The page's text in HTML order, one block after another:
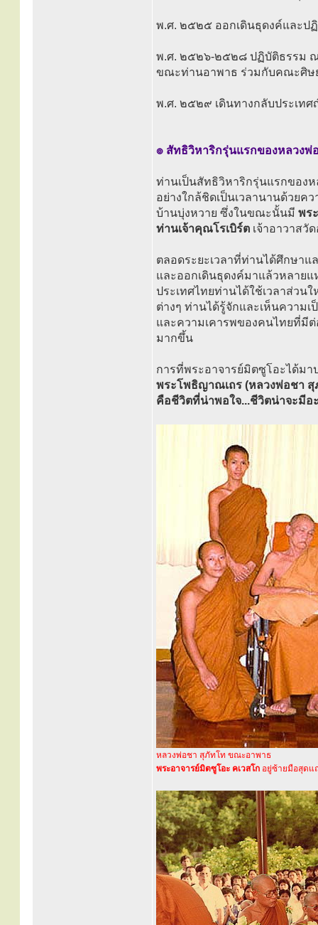
พ.ศ. ๒๕๒๕ ออกเดินธุดงค์และป
พ.ศ. ๒๕๒๖-๒๕๒๘ ปฏิบัติธรรม
ขณะท่านอาพาธ ร่วมกับคณะศิษ
พ.ศ. ๒๕๒๙ เดินทางกลับประเท
๏ สัทธิวิหาริกรุ่นแรกของหลวงพ่
ท่านเป็นสัทธิวิหาริกรุ่นแรกของ
อย่างใกล้ชิดเป็นเวลานานด้วยค
บ้านบุ่งหวาย ซึ่งในขณะนั้นมี พร
ท่านเจ้าคุณโรเบิร์ต เจ้าอาวาสวั
ตลอดระยะเวลาที่ท่านได้ศึกษา
และออกเดินธุดงค์มาแล้วหลาย
ประเทศไทยท่านได้ใช้เวลาส่วน
ต่างๆ ท่านได้รู้จักและเห็นความ
และความเคารพของคนไทยที่มี
มากขึ้น
การที่พระอาจารย์มิตซูโอะได้ม
พระโพธิญาณเถร (หลวงพ่อชา สุ
คือชีวิตที่น่าพอใจ...ชีวิตน่าจะมี
หลวงพ่อชา สุภัทโท ขณะอาพาธ
พระอาจารย์มิตซูโอะ คเวสโก อยู่ซ้ายมือสุดแ